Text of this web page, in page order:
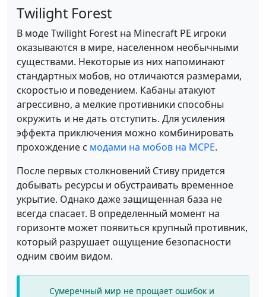
Twilight Forest
В моде Twilight Forest на Minecraft PE игроки
оказываются в мире, населенном необычными
существами. Некоторые из них напоминают
стандартных мобов, но отличаются размерами,
скоростью и поведением. Кабаны атакуют
агрессивно, а мелкие противники способны
окружить и не дать отступить. Для усиления
эффекта приключения можно комбинировать
прохождение с модами на мобов на MCPE.
После первых столкновений Стиву придется
добывать ресурсы и обустраивать временное
укрытие. Однако даже защищенная база не
всегда спасает. В определенный момент на
горизонте может появиться крупный противник,
который разрушает ощущение безопасности
одним своим видом.
Сумеречный мир не прощает ошибок и